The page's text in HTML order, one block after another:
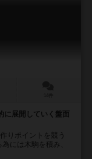
展開していく盤面
りポイントを競う
には木駒を積み、